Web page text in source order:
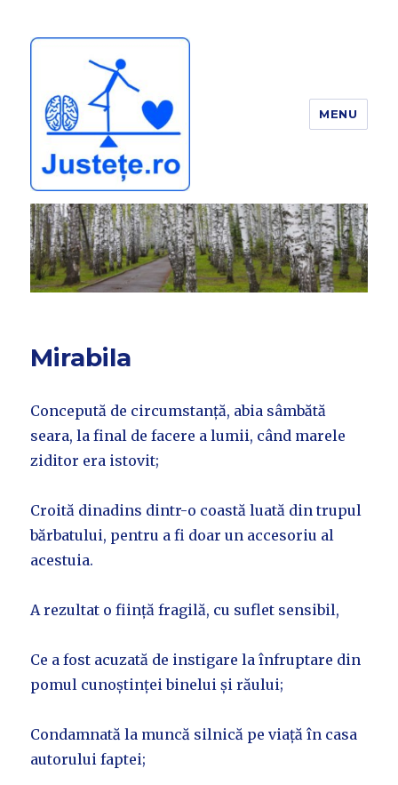
JUSTEȚE
MENU
Mirabila
Concepută de circumstanță, abia sâmbătă
seara, la final de facere a lumii, când marele
ziditor era istovit;
Croită dinadins dintr-o coastă luată din trupul
bărbatului, pentru a fi doar un accesoriu al
acestuia.
A rezultat o ființă fragilă, cu suflet sensibil,
Ce a fost acuzată de instigare la înfruptare din
pomul cunoștinței binelui și răului;
Condamnată la muncă silnică pe viață în casa
autorului faptei;